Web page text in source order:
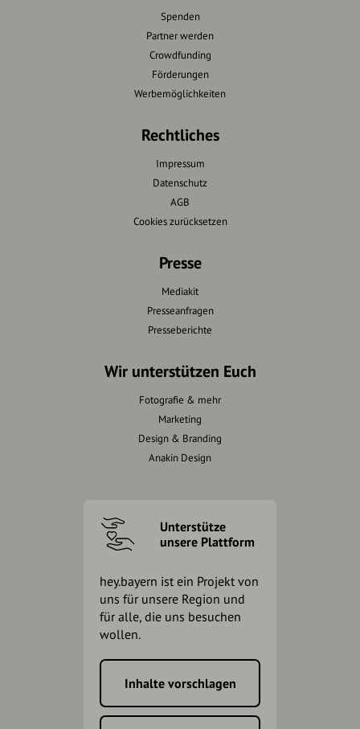
Spenden
Partner werden
Crowdfunding
Förderungen
Werbemöglichkeiten
Rechtliches
Impressum
Datenschutz
AGB
Cookies zurücksetzen
Presse
Mediakit
Presseanfragen
Presseberichte
Wir unterstützen Euch
Fotografie & mehr
Marketing
Design & Branding
Anakin Design
Unterstütze
unsere Plattform
hey.bayern ist ein Projekt von
uns für unsere Region und
für alle, die uns besuchen
wollen.
Inhalte vorschlagen